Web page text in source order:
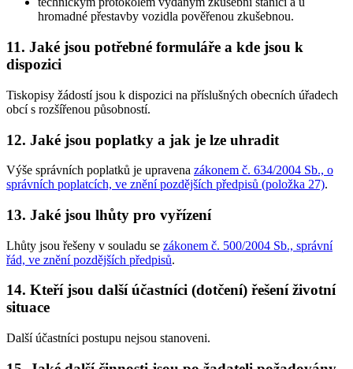
hromadné přestavby vozidla pověřenou zkušebnou.
11. Jaké jsou potřebné formuláře a kde jsou k
dispozici
Tiskopisy žádostí jsou k dispozici na příslušných obecních úřadech
obcí s rozšířenou působností.
12. Jaké jsou poplatky a jak je lze uhradit
Výše správních poplatků je upravena zákonem č. 634/2004 Sb., o
správních poplatcích, ve znění pozdějších předpisů (položka 27).
13. Jaké jsou lhůty pro vyřízení
Lhůty jsou řešeny v souladu se zákonem č. 500/2004 Sb., správní
řád, ve znění pozdějších předpisů.
14. Kteří jsou další účastníci (dotčení) řešení životní
situace
Další účastníci postupu nejsou stanoveni.